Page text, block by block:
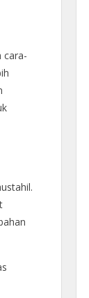
cara-